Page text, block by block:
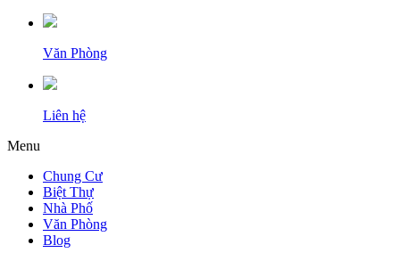
Văn Phòng
Liên hệ
Menu
Chung Cư
Biệt Thự
Nhà Phố
Văn Phòng
Blog